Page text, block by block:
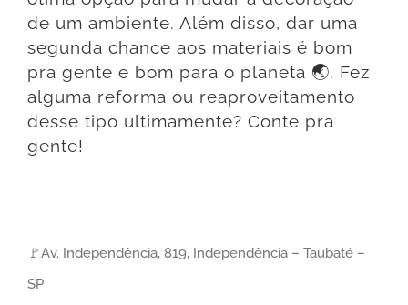
de um ambiente. Além disso, dar uma
segunda chance aos materiais é bom
pra gente e bom para o planeta 🌏. Fez
alguma reforma ou reaproveitamento
desse tipo ultimamente? Conte pra
gente!
🚩Av. Independência, 819, Independência – Taubaté –
SP⠀